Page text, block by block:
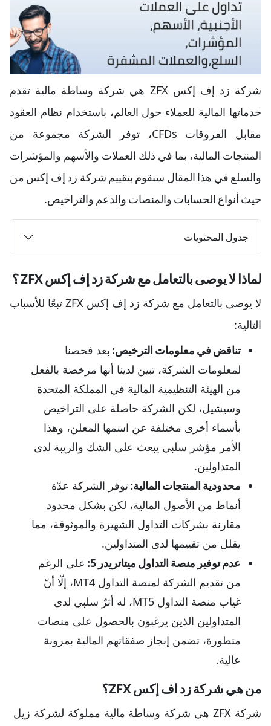
شركة زد إف إكس ZFX هي شركة وساطة مالية تقدم
خدماتها المالية للعملاء حول العالم، باستخدام نظام العقود
مقابل الفروقات CFDs، توفر الشركة مجموعة من
المنتجات المالية، بما في ذلك العملات والأسهم والمؤشرات
والسلع في هذا المقال سنقوم بتقييم شركة زد إف إكس من
حيث أنواع الحسابات والمنصات والدعم والتراخيص.
جدول المحتويات
لماذا لا يوصى بالتعامل مع شركة زد إف إكس ZFX ؟
لا يوصى بالتعامل مع شركة زد إف إكس ZFX تبعًا للأسباب
التالية:
تناقض في معلومات الترخيص: بعد فحصنا
لمعلومات الشركة، تبين لدينا أنها مرخصة بالفعل
من الهيئة التنظيمية المالية في المملكة المتحدة
وسيشيل، لكن الشركة حاصلة على التراخيص
بأسماء أخرى مختلفة عن اسمها المعلن، وهذا
الأمر مؤشر سلبي يبعث على الشك والريبة لدى
المتداولين.
محدودية المنتجات المالية:توفر الشركة عدّة
أنماط من الأصول المالية، لكن بشكل محدود
مقارنة بشركات التداول الشهيرة والموثوقة، مما
يقلل من تقييمها لدى المتداولين.
عدم توفير منصة التداول ميتاتريدر 5:
على الرغم
من تقديم الشركة لمنصة التداول MT4، إلّا أنّ
غياب منصة التداول MT5، له أثرٌ سلبي لدى
المتداولين الذين يرغبون بالحصول على منصات
متطورة، تضمن إنجاز صفقاتهم المالية بمرونة
عالية.
من هي شركة زد اف إكس ZFX؟
شركة ZFX هي شركة وساطة مالية مملوكة لشركة زيل